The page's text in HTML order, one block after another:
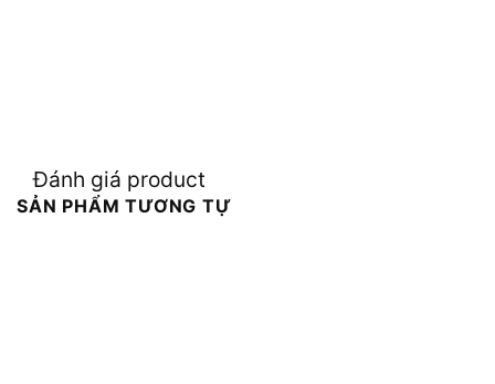
Đánh giá product
SẢN PHẨM TƯƠNG TỰ